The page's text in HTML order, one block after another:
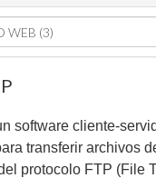
software cliente-
transferir archivos
protocolo FTP (File